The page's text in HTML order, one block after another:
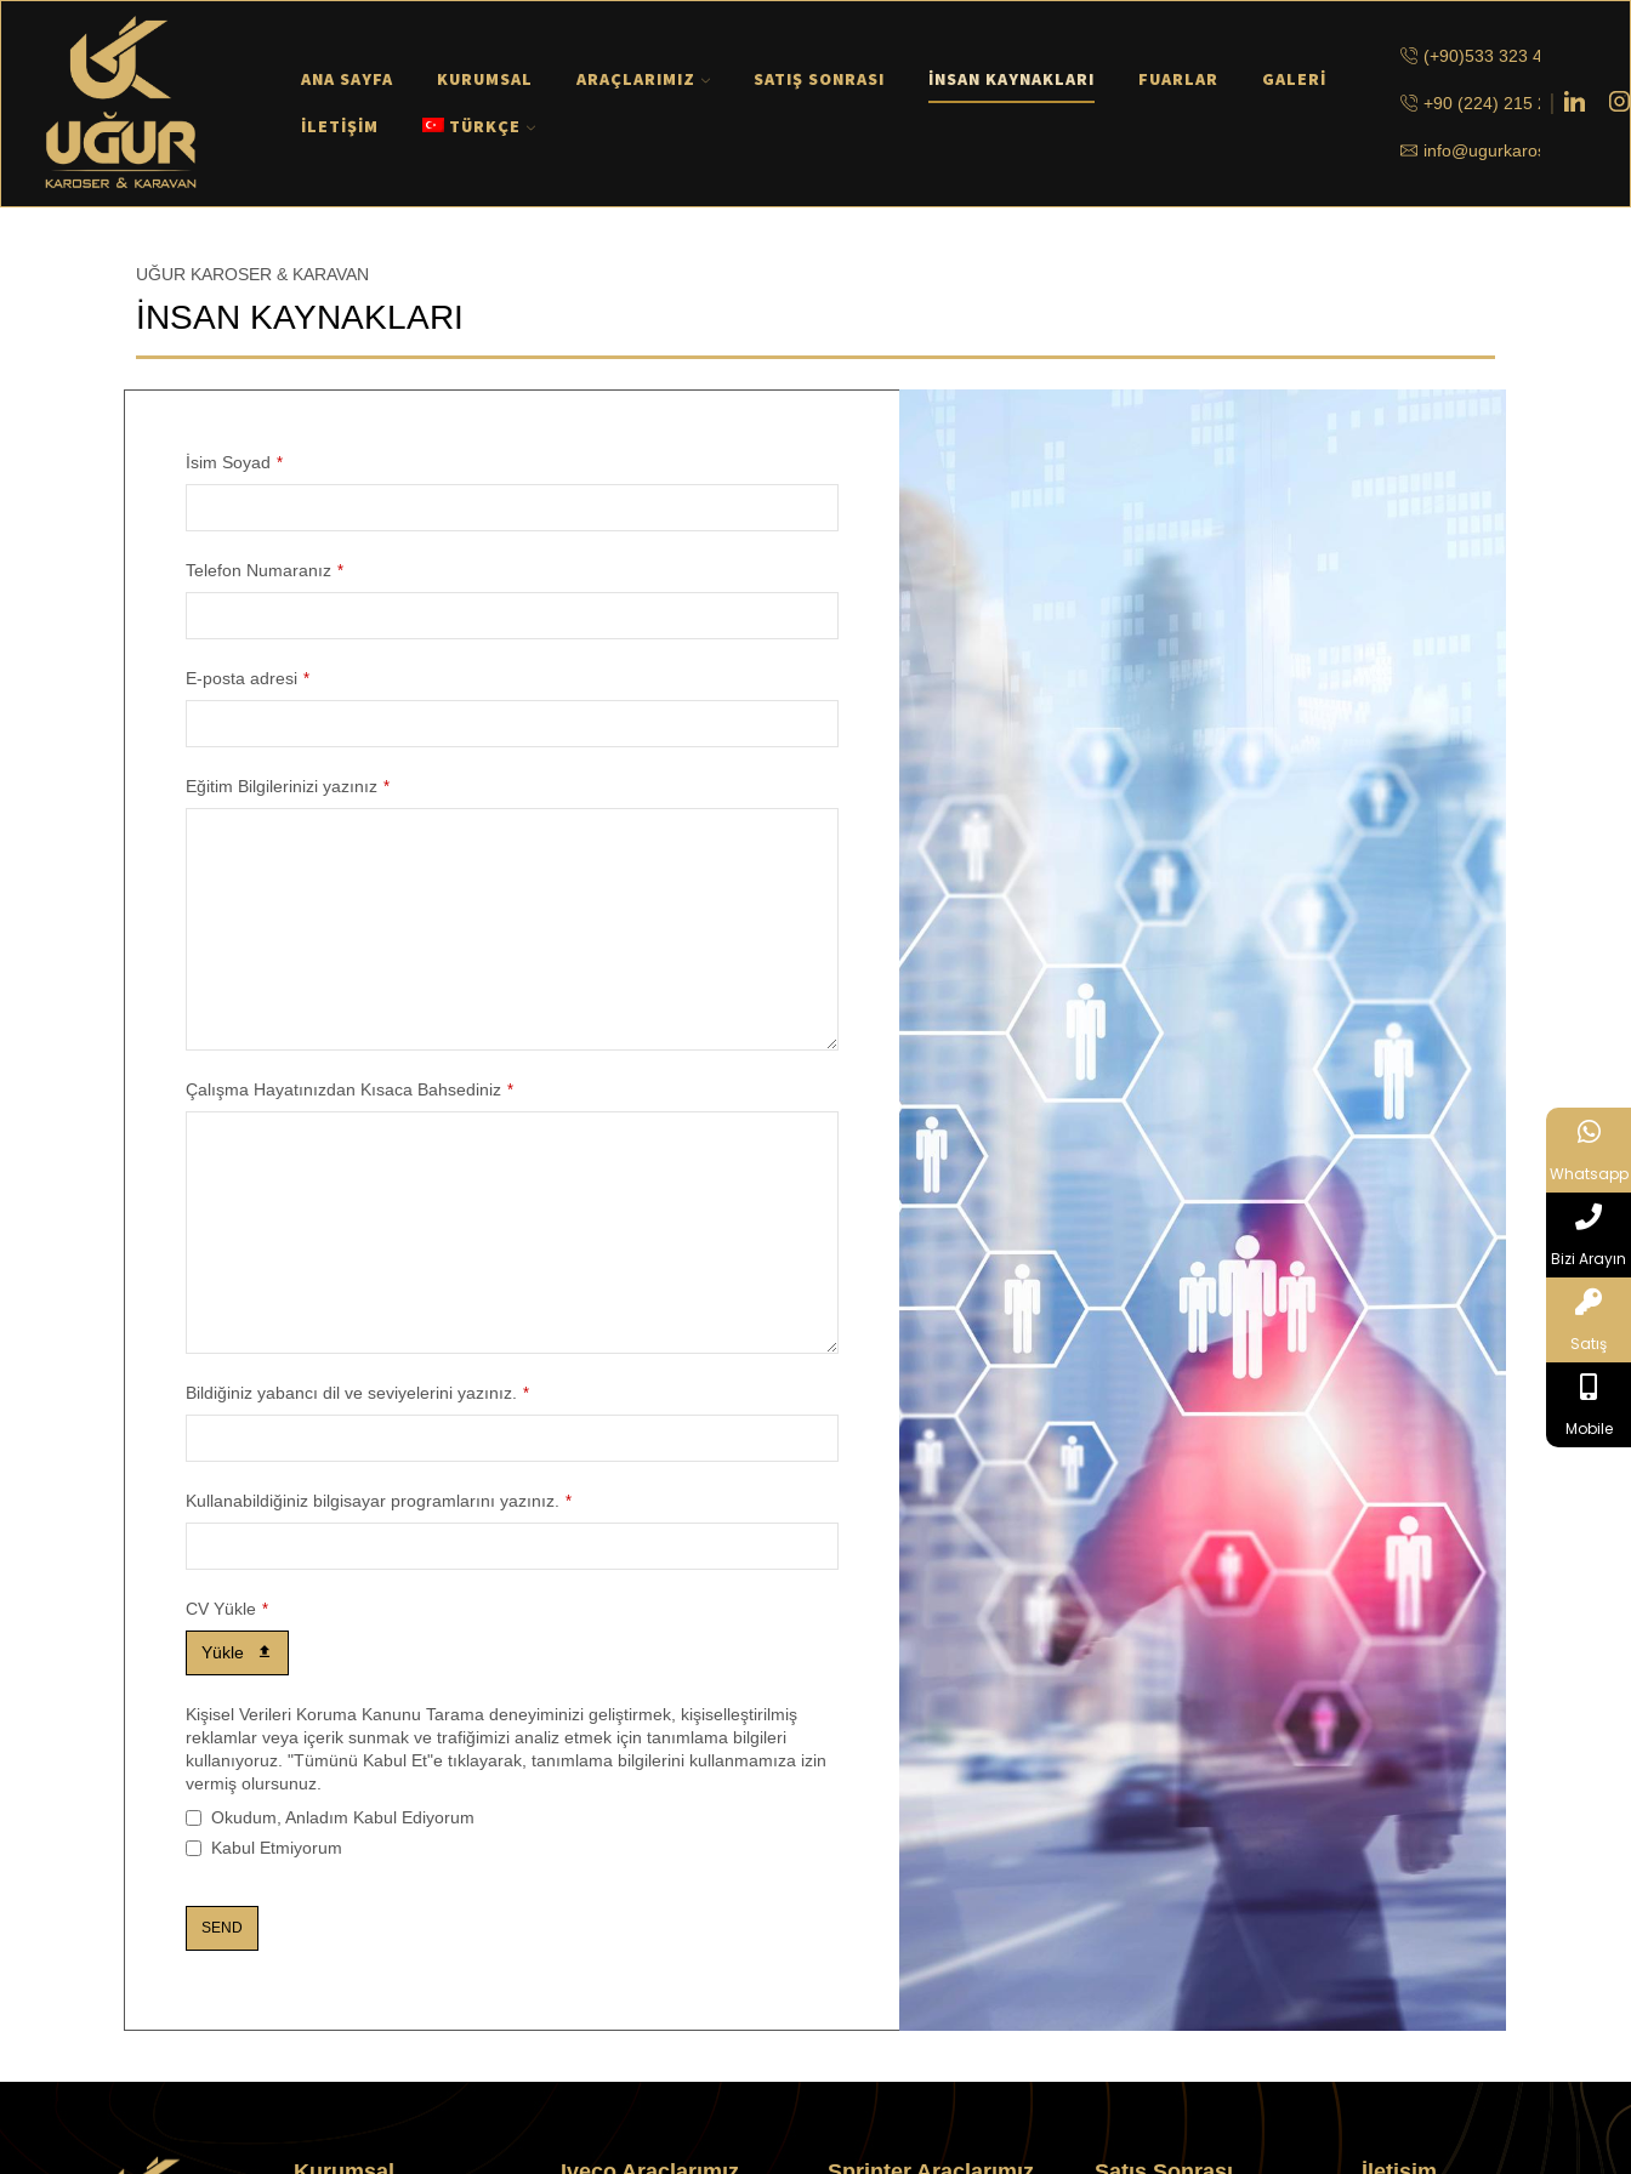
ANA SAYFA KURUMSAL ARAÇLARIMIZ SATIŞ SONRASI İNSAN KAYNAKLARI FUARLAR GALERI
İLETIŞIM TÜRKÇE
(+90)533 323 42 93
+90 (224) 215 21 42
info@ugurkaroser.com
UĞUR KAROSER & KARAVAN
İNSAN KAYNAKLARI
İsim Soyad *
Telefon Numaranız *
E-posta adresi *
Eğitim Bilgilerinizi yazınız *
Çalışma Hayatınızdan Kısaca Bahsediniz *
Bildiğiniz yabancı dil ve seviyelerini yazınız. *
Kullanabildiğiniz bilgisayar programlarını yazınız. *
CV Yükle *
Yükle
Kişisel Verileri Koruma Kanunu Tarama deneyiminizi geliştirmek, kişiselleştirilmiş
reklamlar veya içerik sunmak ve trafiğimizi analiz etmek için tanımlama bilgileri
kullanıyoruz. "Tümünü Kabul Et"e tıklayarak, tanımlama bilgilerini kullanmamıza izin
vermiş olursunuz.
Okudum, Anladım Kabul Ediyorum
Kabul Etmiyorum
SEND
should
Whatsapp
Bizi Arayın
Satış
Mobile